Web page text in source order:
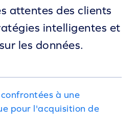
attentes des clients
intelligentes et
les données.
à une
pour l'acquisition de